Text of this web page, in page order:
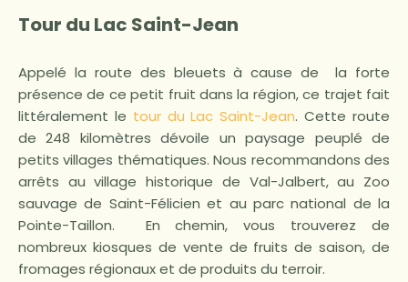
Tour du Lac Saint-Jean
Appelé la route des bleuets à cause de la forte
présence de ce petit fruit dans la région, ce trajet fait
littéralement le tour du Lac Saint-Jean. Cette route
de 248 kilomètres dévoile un paysage peuplé de
petits villages thématiques. Nous recommandons des
arrêts au village historique de Val-Jalbert, au Zoo
sauvage de Saint-Félicien et au parc national de la
Pointe-Taillon. En chemin, vous trouverez de
nombreux kiosques de vente de fruits de saison, de
fromages régionaux et de produits du terroir.